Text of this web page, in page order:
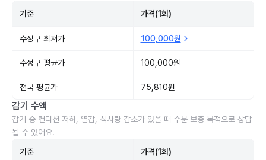
기준 가격(1회)
수성구 최저가 100,000원
수성구 평균가 100,000원
전국 평균가 75,810원
감기 수액
감기 중 컨디션 저하, 열감, 식사량 감소가 있을 때 수분 보충 목적으로 상담
될 수 있어요.
기준 가격(1회)